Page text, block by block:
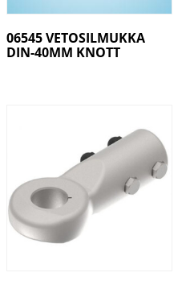
06545 VETOSILMUKKA
DIN-40MM KNOTT